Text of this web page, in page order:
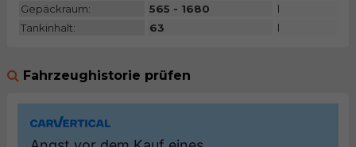
Gepäckraum:
565 - 1680
l
Tankinhalt:
63 l
Fahrzeughistorie prüfen